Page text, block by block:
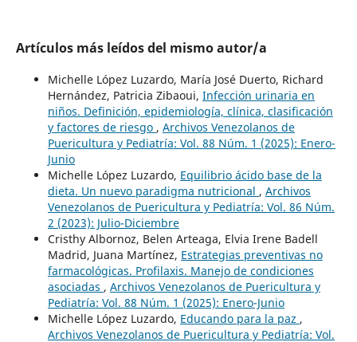
Artículos más leídos del mismo autor/a
Michelle López Luzardo, María José Duerto, Richard
Hernández, Patricia Zibaoui, Infección urinaria en
niños. Definición, epidemiología, clínica, clasificación
y factores de riesgo , Archivos Venezolanos de
Puericultura y Pediatría: Vol. 88 Núm. 1 (2025): Enero-
Junio
Michelle López Luzardo, Equilibrio ácido base de la
dieta. Un nuevo paradigma nutricional , Archivos
Venezolanos de Puericultura y Pediatría: Vol. 86 Núm.
2 (2023): Julio-Diciembre
Cristhy Albornoz, Belen Arteaga, Elvia Irene Badell
Madrid, Juana Martínez, Estrategias preventivas no
farmacológicas. Profilaxis. Manejo de condiciones
asociadas , Archivos Venezolanos de Puericultura y
Pediatría: Vol. 88 Núm. 1 (2025): Enero-Junio
Michelle López Luzardo, Educando para la paz ,
Archivos Venezolanos de Puericultura y Pediatría: Vol.